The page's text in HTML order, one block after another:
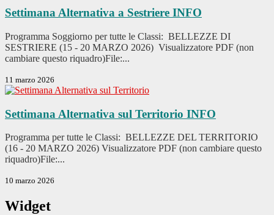
Settimana Alternativa a Sestriere INFO
Programma Soggiorno per tutte le Classi: BELLEZZE DI
SESTRIERE (15 - 20 MARZO 2026) Visualizzatore PDF (non
cambiare questo riquadro)File:...
11 marzo 2026
Settimana Alternativa sul Territorio INFO
Programma per tutte le Classi: BELLEZZE DEL TERRITORIO
(16 - 20 MARZO 2026) Visualizzatore PDF (non cambiare questo
riquadro)File:...
10 marzo 2026
Widget